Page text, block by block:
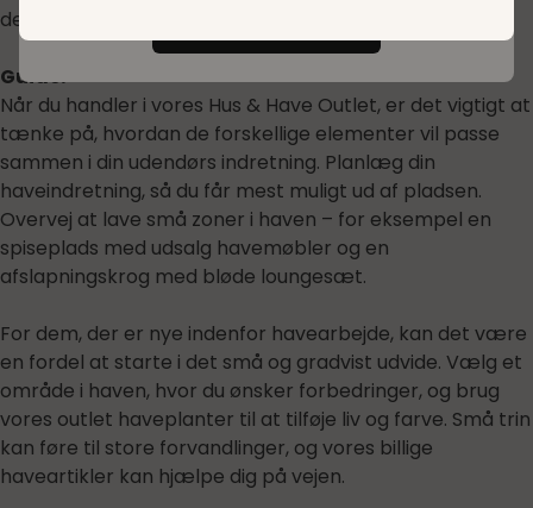
den haveentusiast, du altid har drømt om at være.
Guide:
Når du handler i vores Hus & Have Outlet, er det vigtigt at
tænke på, hvordan de forskellige elementer vil passe
sammen i din udendørs indretning. Planlæg din
haveindretning, så du får mest muligt ud af pladsen.
Overvej at lave små zoner i haven – for eksempel en
spiseplads med udsalg havemøbler og en
afslapningskrog med bløde loungesæt.
For dem, der er nye indenfor havearbejde, kan det være
en fordel at starte i det små og gradvist udvide. Vælg et
område i haven, hvor du ønsker forbedringer, og brug
vores outlet haveplanter til at tilføje liv og farve. Små trin
kan føre til store forvandlinger, og vores billige
haveartikler kan hjælpe dig på vejen.